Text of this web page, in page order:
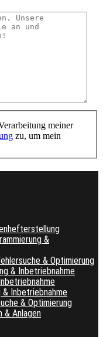
meiner
zu, um mein
&
& Optimierung
& Inbetriebnahme
Inbetriebnahme
& Optimierung
& Anlagen